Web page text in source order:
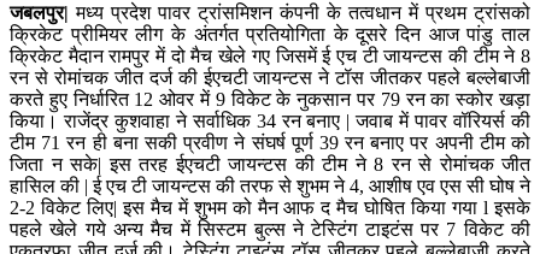
जबलपुर| मध्य प्रदेश पावर ट्रांसमिशन कंपनी के तत्वधान में प्रथम ट्रांसको
क्रिकेट प्रीमियर लीग के अंतर्गत प्रतियोगिता के दूसरे दिन आज पांडु ताल
क्रिकेट मैदान रामपुर में दो मैच खेले गए जिसमें ई एच टी जायन्टस की टीम ने 8
रन से रोमांचक जीत दर्ज की ईएचटी जायन्टस ने टॉस जीतकर पहले बल्लेबाजी
करते हुए निर्धारित 12 ओवर में 9 विकेट के नुकसान पर 79 रन का स्कोर खड़ा
किया। राजेंद्र कुशवाहा ने सर्वाधिक 34 रन बनाए | जवाब में पावर वॉरियर्स की
टीम 71 रन ही बना सकी प्रवीण ने संघर्ष पूर्ण 39 रन बनाए पर अपनी टीम को
जिता न सके| इस तरह ईएचटी जायन्टस की टीम ने 8 रन से रोमांचक जीत
हासिल की | ई एच टी जायन्टस की तरफ से शुभम ने 4, आशीष एव एस सी घोष ने
2-2 विकेट लिए| इस मैच में शुभम को मैन आफ द मैच घोषित किया गया l इसके
पहले खेले गये अन्य मैच में सिस्टम बुल्स ने टेस्टिंग टाइटंस पर 7 विकेट की